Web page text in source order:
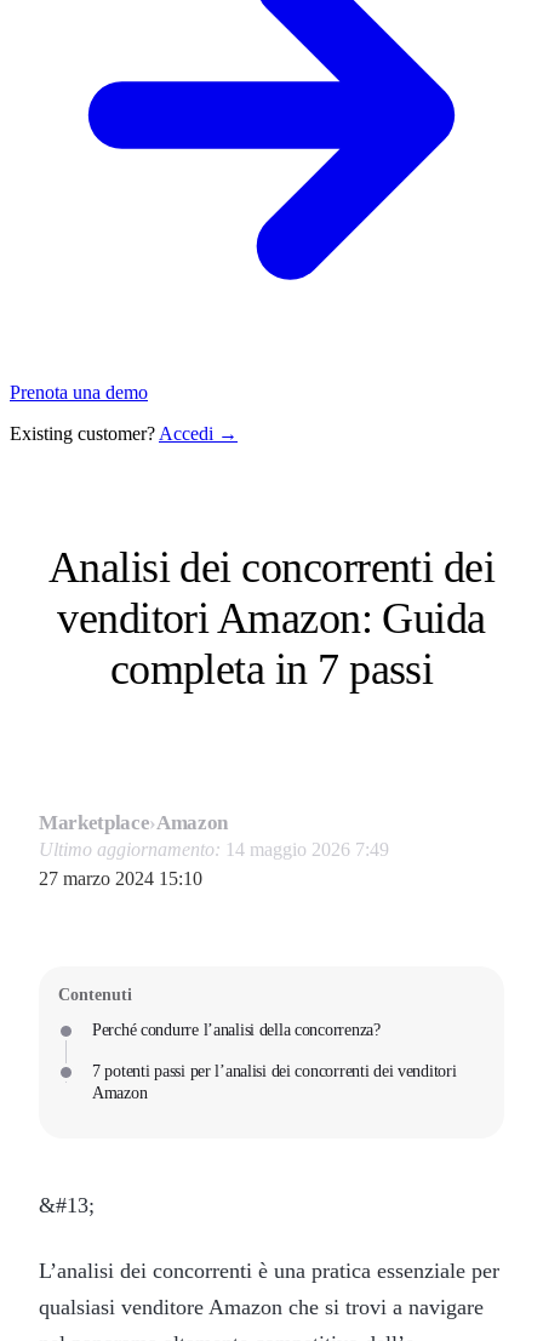
Prenota una demo
Existing customer? Accedi →
Analisi dei concorrenti dei
venditori Amazon: Guida
completa in 7 passi
Marketplace›Amazon
Ultimo aggiornamento: 14 maggio 2026 7:49
27 marzo 2024 15:10
Contenuti
Perché condurre l’analisi della concorrenza?
7 potenti passi per l’analisi dei concorrenti dei venditori
Amazon
&#13;
L’analisi dei concorrenti è una pratica essenziale per
qualsiasi venditore Amazon che si trovi a navigare